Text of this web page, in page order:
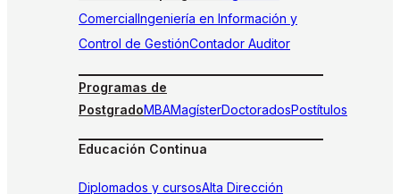
ComercialIngeniería en Información y
Control de GestiónContador Auditor
Programas de
PostgradoMBAMagísterDoctoradosPostítulos
Educación Continua
Diplomados y cursosAlta Dirección